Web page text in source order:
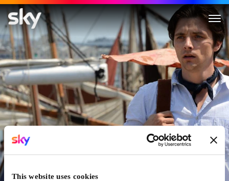
This website uses cookies
Marius